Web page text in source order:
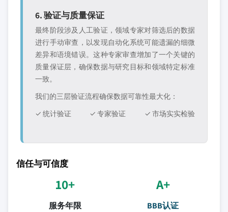
6. 验证与质量保证
最终阶段涉及人工验证，领域专家对筛选后的数据
进行手动审查，以发现自动化系统可能遗漏的细微
差异和语境错误。这种专家审查增加了一个关键的
质量保证层，确保数据与研究目标和领域特定标准
一致。
我们的三层验证流程确保数据可靠性最大化：
✓ 统计验证
✓ 专家验证 ✓ 市场实实检验
信任与可信度
10+
服务年限
A+
BBB认证